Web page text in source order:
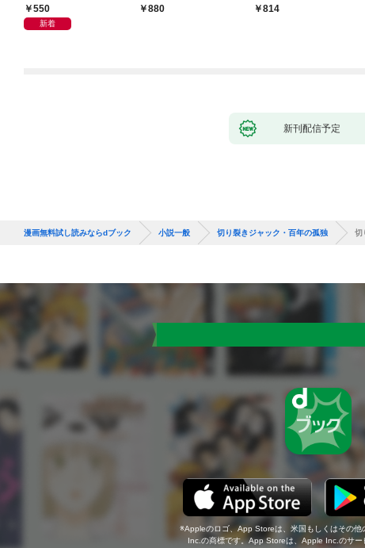
550
新着
聞（1）～
880 814
新刊配信予定
漫画無料試し読みならdブック 小説一般 切り裂きジャック・百年の孤独 切
Appleのロゴ、App Storeは、米国もしくはその他
Inc.の商標です。App Storeは、Apple Inc.のサー